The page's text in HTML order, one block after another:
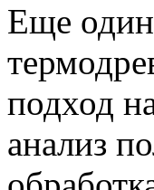
Еще один
подход
анализ